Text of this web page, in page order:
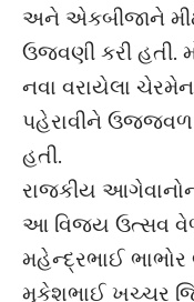
અને એકબીજાને
ઉજવણી કરી હતી.
નવા વરાયેલા
પહેરાવીને ઉજ્જવળ
હતી.
રાજકીય
આ વિજય ઉત્સવ
મહેન્દ્રભાઈ
મુકેશભાઈ ખચ્ચર